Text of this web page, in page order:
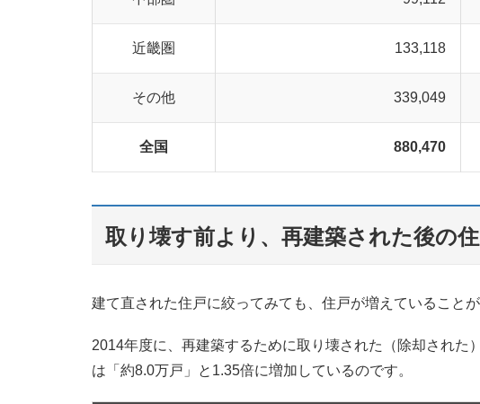
近畿圏 133,118
その他 339,049
全国 880,470
取り壊す前より、再建築された後の
建て直された住戸に絞ってみても、住戸が増えていることが
2014年度に、再建築するために取り壊された（除却され
は「約8.0万戸」と1.35倍に増加しているのです。